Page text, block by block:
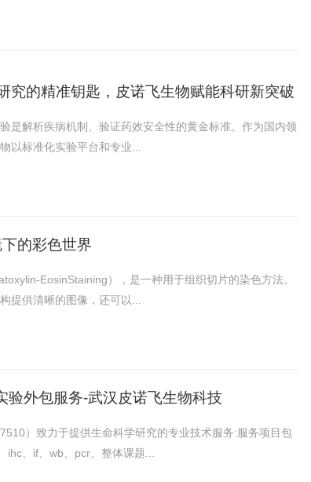
究的精准钥匙，皮诺飞生物赋能科研新突破
是解析疾病机制、验证药效安全性的黄金标准。作为国内领
以标准化实验平台和专业...
的彩色世界
EosinStaining），是一种用于组织切片的染色方法。
提供清晰的图像，还可以...
验外包服务-武汉皮诺飞生物科技
）致力于提供生命科学研究的专业技术服务:服务项目包
ihc、if、wb、pcr、整体课题...